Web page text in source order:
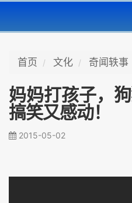
首页 文化 奇闻轶事
妈妈打孩子，
搞笑又感动！
2015-05-02